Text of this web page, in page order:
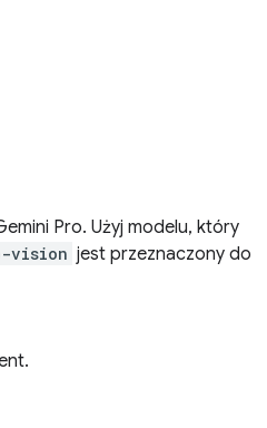
Pro. Użyj modelu, który
vision jest przeznaczony do